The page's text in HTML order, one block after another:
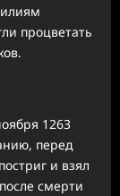
процветать
1263
перед
и взял
смерти